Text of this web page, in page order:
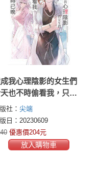
我心理陰影的女生們
也不時偷看我，只可
時已晚(02)
社： 尖端
日：20230609
優惠價204元
放入購物車